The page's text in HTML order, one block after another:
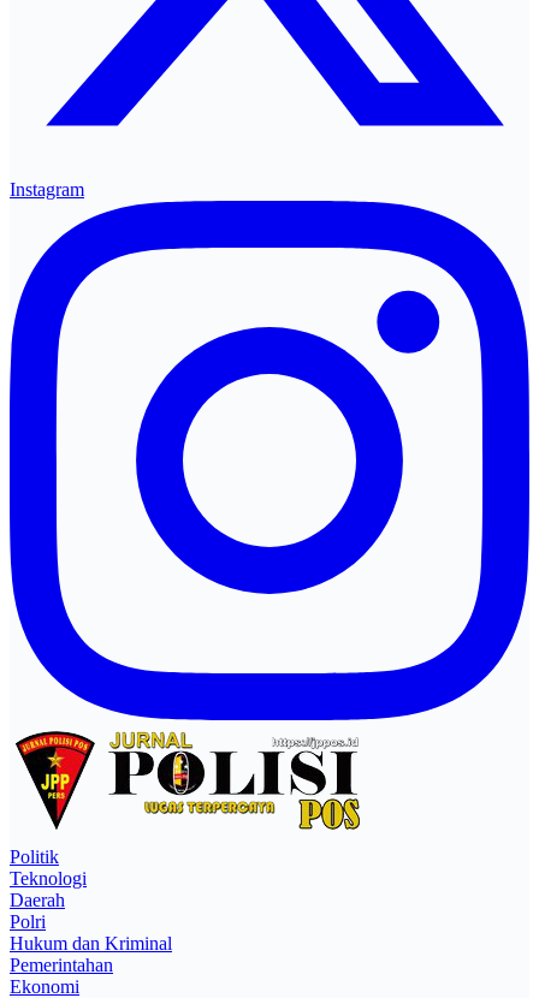
Instagram
Politik
Teknologi
Daerah
Polri
Hukum dan Kriminal
Pemerintahan
Ekonomi